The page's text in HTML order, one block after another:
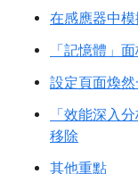
在感應器中
「記憶體」
設定頁面煥
「效能深入
移除
其他重點